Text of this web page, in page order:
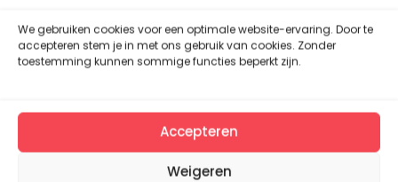
We gebruiken cookies voor een optimale website-ervaring. Door te
accepteren stem je in met ons gebruik van cookies. Zonder
toestemming kunnen sommige functies beperkt zijn.
Accepteren
Weigeren